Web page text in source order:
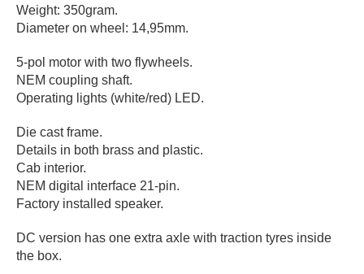
Weight: 350gram.
Diameter on wheel: 14,95mm.
5-pol motor with two flywheels.
NEM coupling shaft.
Operating lights (white/red) LED.
Die cast frame.
Details in both brass and plastic.
Cab interior.
NEM digital interface 21-pin.
Factory installed speaker.
DC version has one extra axle with traction tyres inside
the box.